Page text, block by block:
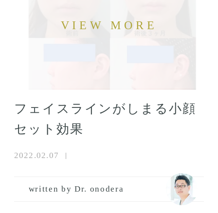
フェイスラインがしまる小顔
セット効果
2022.02.07
written by Dr. onodera